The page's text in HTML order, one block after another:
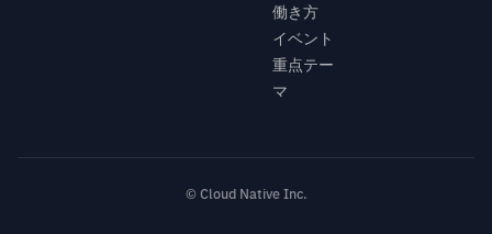
働き方
イベント
重点テー
マ
© Cloud Native Inc.